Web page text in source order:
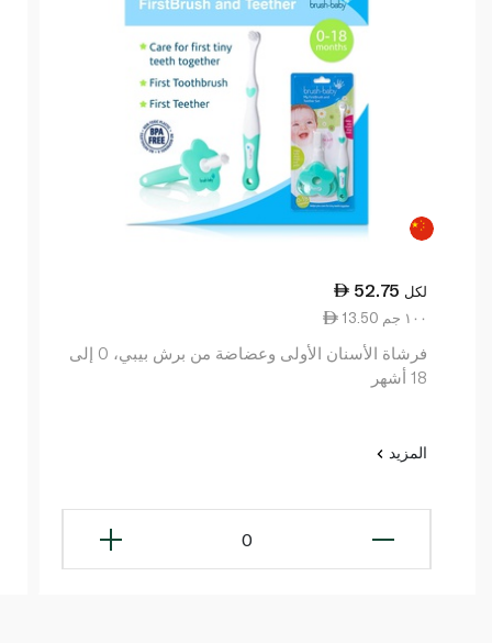
52.75 لكل
13.50 ١٠٠ جم
فرشاة الأسنان الأولى وعضاضة من برش بيبي، 0 إلى
18 أشهر
المزيد
0